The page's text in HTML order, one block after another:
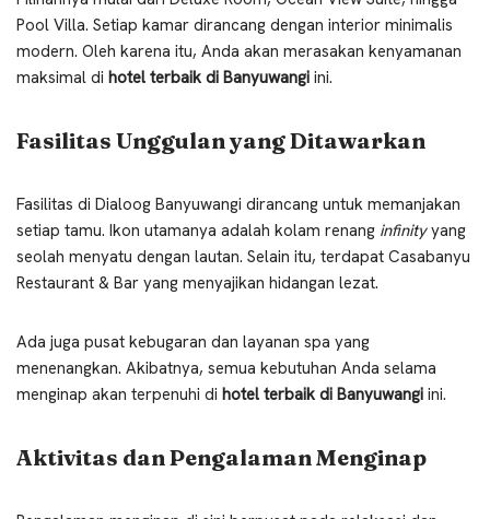
Pool Villa. Setiap kamar dirancang dengan interior minimalis
modern. Oleh karena itu, Anda akan merasakan kenyamanan
maksimal di hotel terbaik di Banyuwangi ini.
Fasilitas Unggulan yang Ditawarkan
Fasilitas di Dialoog Banyuwangi dirancang untuk memanjakan
setiap tamu. Ikon utamanya adalah kolam renang infinityyang
seolah menyatu dengan lautan. Selain itu, terdapat Casabanyu
Restaurant & Bar yang menyajikan hidangan lezat.
Ada juga pusat kebugaran dan layanan spa yang
menenangkan. Akibatnya, semua kebutuhan Anda selama
menginap akan terpenuhi di hotel terbaik di Banyuwangi ini.
Aktivitas dan Pengalaman Menginap